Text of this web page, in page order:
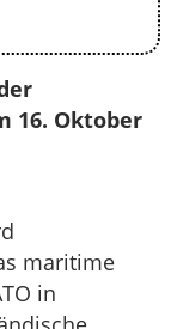
16. Oktober
maritime
in